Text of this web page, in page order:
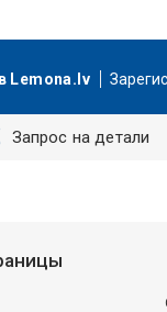
Lemona.lv
Запрос на детали